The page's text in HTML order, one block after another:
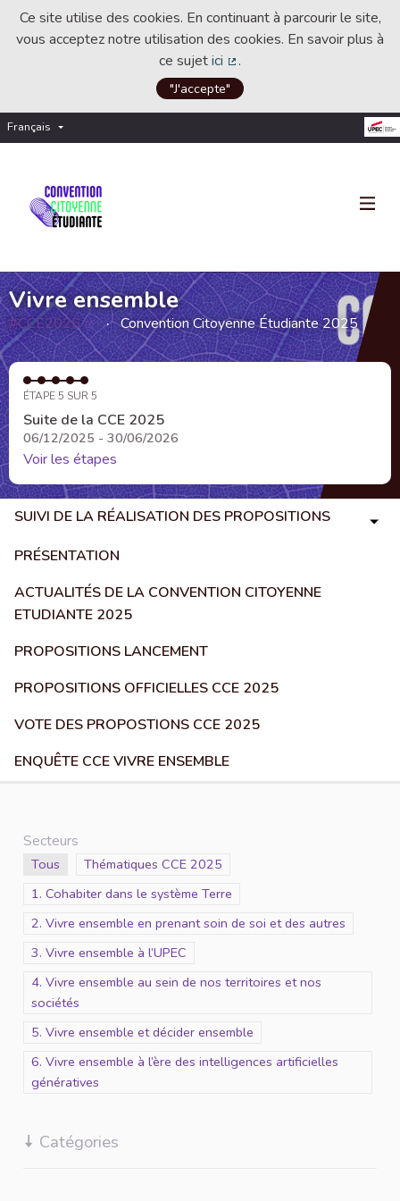
Ce site utilise des cookies. En continuant à parcourir le site,
vous acceptez notre utilisation des cookies. En savoir plus à
ce sujetici
(Lien externe)
.
"J'accepte"
Français Choisir la langue
Vivre ensemble
#CCE2025
(Lien externe)
Convention Citoyenne Étudiante 2025
ÉTAPE 5 SUR 5
Suite de la CCE 2025
06/12/2025 - 30/06/2026
Voir les étapes
SUIVI DE LA RÉALISATION DES PROPOSITIONS
PRÉSENTATION
ACTUALITÉS DE LA CONVENTION CITOYENNE
ETUDIANTE 2025
PROPOSITIONS LANCEMENT
PROPOSITIONS OFFICIELLES CCE 2025
VOTE DES PROPOSTIONS CCE 2025
ENQUÊTE CCE VIVRE ENSEMBLE
Secteurs
Scope
Tous Scope
Thématiques CCE 2025
Scope
1. Cohabiter dans le système Terre
Scope
2. Vivre ensemble en prenant soin de soi et des autres
Scope
3. Vivre ensemble à l’UPEC
Scope
4. Vivre ensemble au sein de nos territoires et nos
sociétés
Scope
5. Vivre ensemble et décider ensemble
Scope
6. Vivre ensemble à l’ère des intelligences artificielles
génératives
Catégories